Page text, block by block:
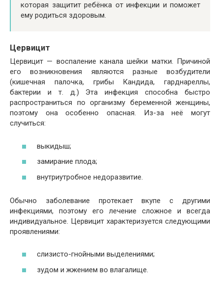
которая защитит ребёнка от инфекции и поможет
ему родиться здоровым.
Цервицит
Цервицит — воспаление канала шейки матки. Причиной
его возникновения являются разные возбудители
(кишечная палочка, грибы Кандида, гарднареллы,
бактерии и т. д.) Эта инфекция способна быстро
распространиться по организму беременной женщины,
поэтому она особенно опасная. Из-за неё могут
случиться:
выкидыш;
замирание плода;
внутриутробное недоразвитие.
Обычно заболевание протекает вкупе с другими
инфекциями, поэтому его лечение сложное и всегда
индивидуальное. Цервицит характеризуется следующими
проявлениями:
слизисто-гнойными выделениями;
зудом и жжением во влагалище.